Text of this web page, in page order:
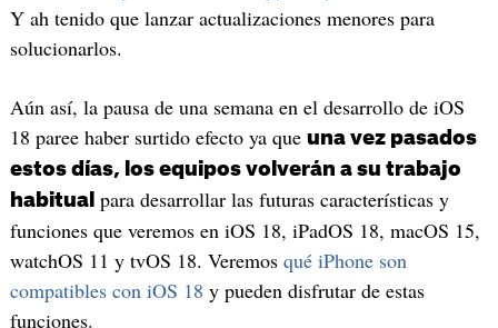
Y ah tenido que lanzar actualizaciones menores para
solucionarlos.
Aún así, la pausa de una semana en el desarrollo de iOS
18 paree haber surtido efecto ya que una vez pasados
estos días, los equipos volverán a su trabajo
habitual para desarrollar las futuras características y
funciones que veremos en iOS 18, iPadOS 18, macOS 15,
watchOS 11 y tvOS 18. Veremos qué iPhone son
compatibles con iOS 18 y pueden disfrutar de estas
funciones.